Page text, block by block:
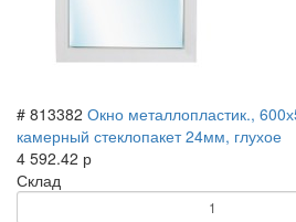
# 813382 Окно металлопластик.,
камерный стеклопакет 24мм, глухое
4 592.42 р
Склад